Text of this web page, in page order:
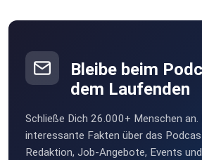
Bleibe beim
dem Laufenden
Schließe Dich 26.000+ Menschen an.
interessante Fakten über das
Redaktion, Job-Angebote, Events